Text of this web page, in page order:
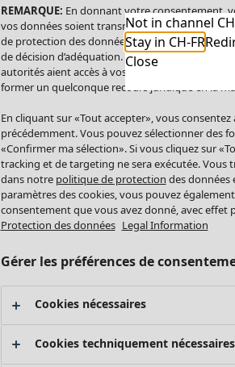
Not in channel
Stay in CH-FR
Close
REMARQUE: En donnant votre consentement,
vos données soient transmises aux États-Unis.
de protection des données comparable à celui
de décision d’adéquation. Par conséquent,
autorités aient accès à vos données à caractère
former un quelconque recours juridique en la
En cliquant sur «Tout accepter», vous
précédemment. Vous pouvez sélectionner des
«Confirmer ma sélection». Si vous cliquez sur
tracking et de targeting ne sera exécutée.
dans notre politique de protection des données
paramètres des cookies, vous pouvez
consentement que vous avez donné, avec effet
Protection des données Legal Information
Gérer les préférences de
Cookies nécessaires
Cookies techniquement nécessaires